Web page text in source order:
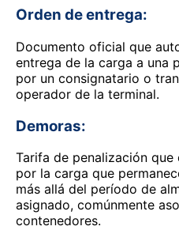
Orden de entrega:
Documento oficial que
entrega de la carga a una
por un consignatario o
operador de la terminal.
Demoras:
Tarifa de penalización
por la carga que
más allá del período de
asignado, comúnmente
contenedores.